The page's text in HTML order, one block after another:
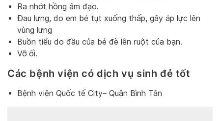
Ra nhớt hồng âm đạo.
Đau lưng, do em bé tụt xuống thấp, gây áp lực lên
vùng lưng
Buồn tiểu do đầu của bé đè lên ruột của bạn.
Vỡ ối.
Các bệnh viện có dịch vụ sinh đẻ tốt
Bệnh viện Quốc tế City– Quận Bình Tân